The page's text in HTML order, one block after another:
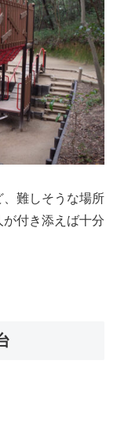
難しそうな場所
付き添えば十分